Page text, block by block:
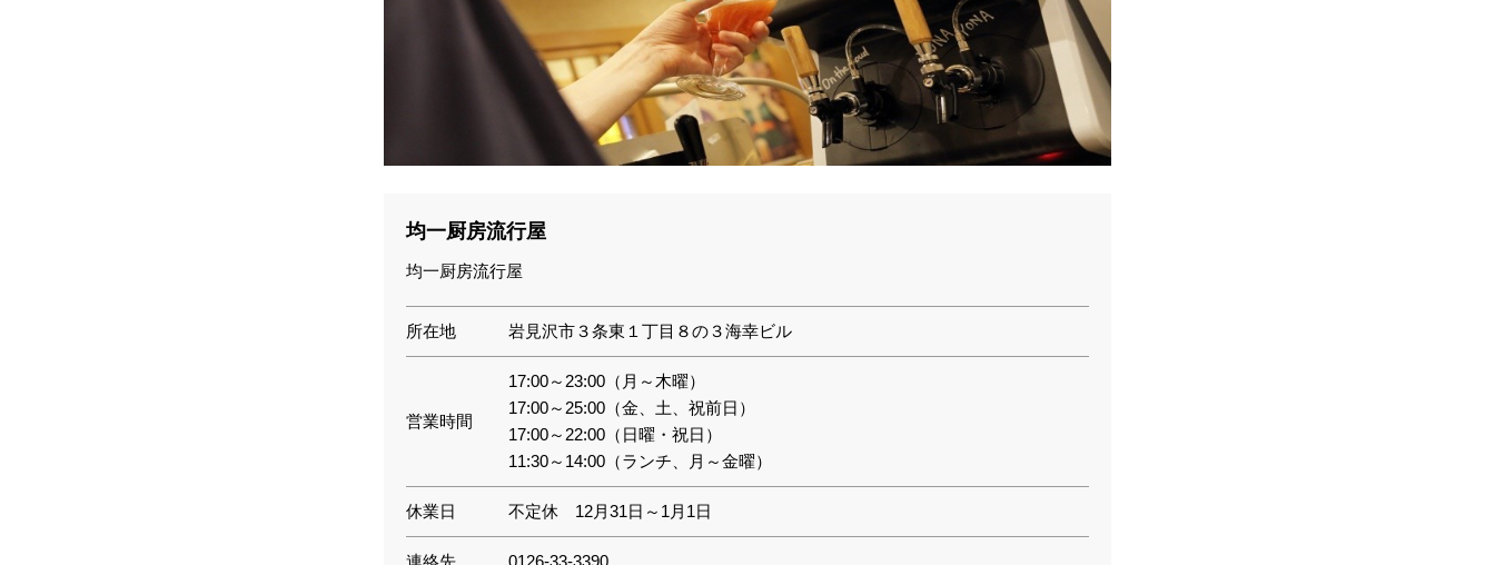
均一厨房流行屋
均一厨房流行屋
所在地 岩見沢市３条東１丁目８の３海幸ビル
営業時間
17:00～23:00（月～木曜）
17:00～25:00（金、土、祝前日）
17:00～22:00（日曜・祝日）
11:30～14:00（ランチ、月～金曜）
休業日 不定休 12月31日～1月1日
連絡先 0126-33-3390